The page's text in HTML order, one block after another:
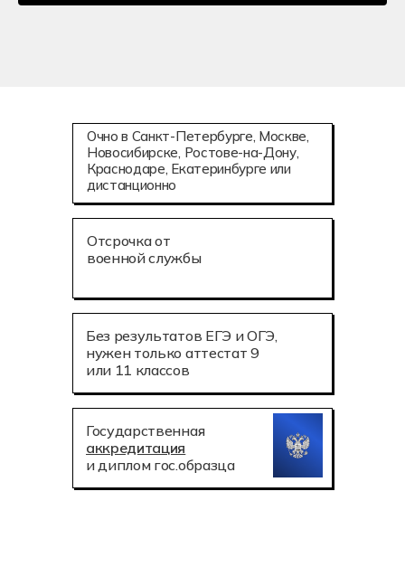
Аддитивные технологии (3D-печать)
в строительстве
авиационных систем
Государственная
аккредитация
и диплом гос.образца
Отсрочка от
военной службы
Без результатов ЕГЭ и ОГЭ,
нужен только аттестат 9
или 11 классов
Очно в Санкт-Петербурге, Москве,
Новосибирске, Ростове-на-Дону,
Краснодаре, Екатеринбурге или
дистанционно